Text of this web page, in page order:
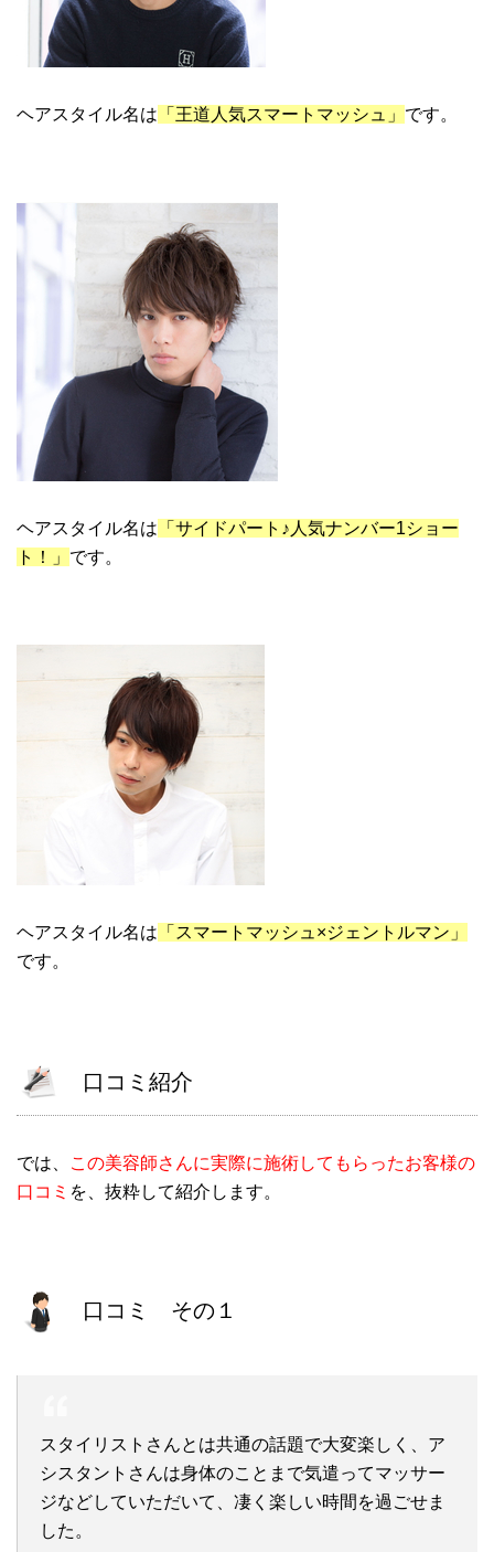
ヘアスタイル名は 「王道人気スマートマッシュ」 です。
ヘアスタイル名は 「サイドパート♪人気ナンバー1ショー
ト！」 です。
ヘアスタイル名は 「スマートマッシュ×ジェントルマン」
です。
口コミ紹介
では、
この美容師さんに実際に施術してもらったお客様の
口コミ を、抜粋して紹介します。
口コミ その１
スタイリストさんとは共通の話題で大変楽しく、ア
シスタントさんは身体のことまで気遣ってマッサー
ジなどしていただいて、凄く楽しい時間を過ごせま
した。